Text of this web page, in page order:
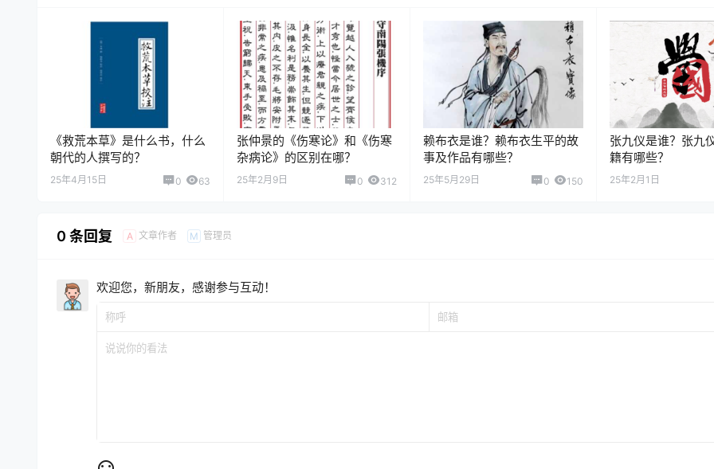
《救荒本草》是什么书，什么
朝代的人撰写的？
25年4月15日 0 63
张仲景的《伤寒论》和《伤寒
杂病论》的区别在哪？
25年2月9日 0 312
赖布衣是谁？赖布衣生平的故
事及作品有哪些？
25年5月29日 0 150
张九仪是谁？张九
籍有哪些？
25年2月1日
0 条回复 A 文章作者 M 管理员
欢迎您，新朋友，感谢参与互动！